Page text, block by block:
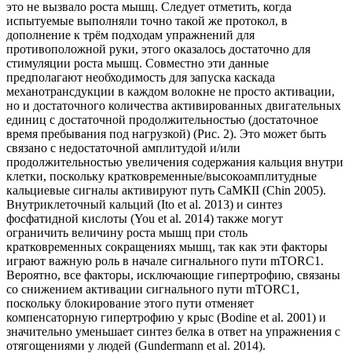
это не вызвало роста мышц. Следует отметить, когда
испытуемые выполняли точно такой же протокол, в
дополнение к трём подходам упражнений для
противоположной руки, этого оказалось достаточно для
стимуляции роста мышц. Совместно эти данные
предполагают необходимость для запуска каскада
механотрансдукции в каждом волокне не просто активации,
но и достаточного количества активированных двигательных
единиц с достаточной продолжительностью (достаточное
время пребывания под нагрузкой) (Рис. 2). Это может быть
связано с недостаточной амплитудой и/или
продолжительностью увеличения содержания кальция внутри
клетки, поскольку кратковременные/высокоамплитудные
кальциевые сигналы активируют путь СаМКII (Chin 2005).
Внутриклеточный кальций (Ito et al. 2013) и синтез
фосфатидной кислоты (You et al. 2014) также могут
ограничить величину роста мышц при столь
кратковременных сокращениях мышц, так как эти факторы
играют важную роль в начале сигнального пути mTORC1.
Вероятно, все факторы, исключающие гипертрофию, связаны
со снижением активации сигнального пути mTORC1,
поскольку блокирование этого пути отменяет
компенсаторную гипертрофию у крыс (Bodine et al. 2001) и
значительно уменьшает синтез белка в ответ на упражнения с
отягощениями у людей (Gundermann et al. 2014).